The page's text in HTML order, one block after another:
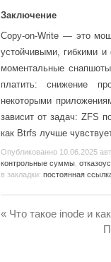
Заключение
Copy-on-Write — это
устойчивыми, гибкими
моментальные
платить: снижение
некоторыми
зависит от задач: ZFS
как Btrfs лучше
Опубликованно 10.06.2025
контрольные суммы
в закладки: постоянная
« Что такое inode и